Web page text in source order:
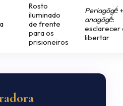
Rosto
iluminado
de frente
para os
prisioneiros
Periagōgḗ +
anagōgḗ:
esclarecer
libertar